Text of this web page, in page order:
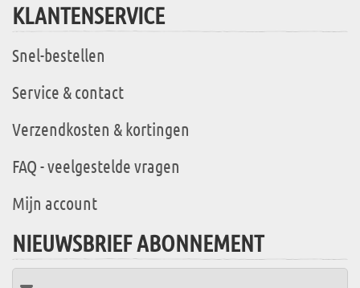
KLANTENSERVICE
Snel-bestellen
Service & contact
Verzendkosten & kortingen
FAQ - veelgestelde vragen
Mijn account
NIEUWSBRIEF ABONNEMENT